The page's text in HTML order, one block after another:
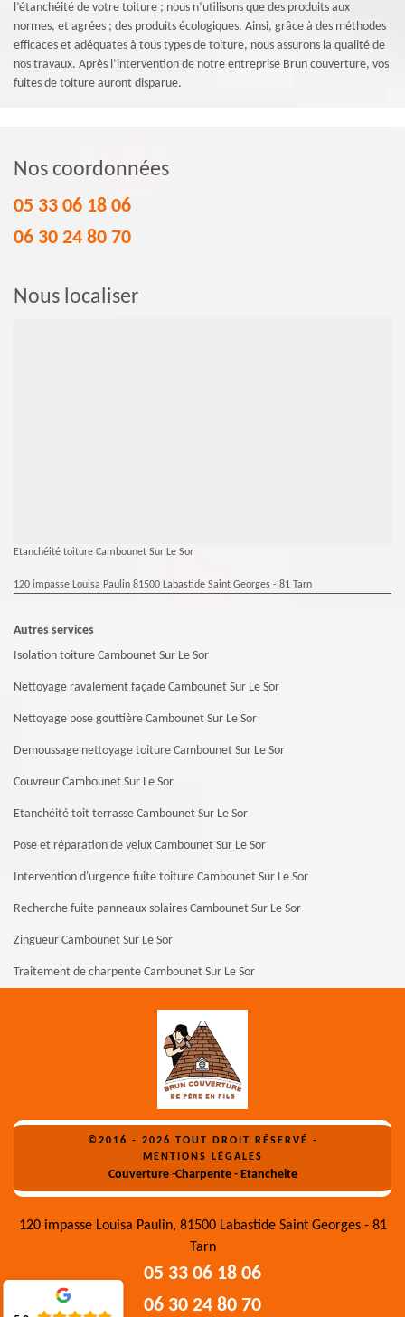
l’étanchéité de votre toiture ; nous n’utilisons que des produits aux
normes, et agrées ; des produits écologiques. Ainsi, grâce à des méthodes
efficaces et adéquates à tous types de toiture, nous assurons la qualité de
nos travaux. Après l’intervention de notre entreprise Brun couverture, vos
fuites de toiture auront disparue.
Nos coordonnées
05 33 06 18 06
06 30 24 80 70
Nous localiser
Etanchéité toiture Cambounet Sur Le Sor
120 impasse Louisa Paulin 81500 Labastide Saint Georges - 81 Tarn
Autres services
Isolation toiture Cambounet Sur Le Sor
Nettoyage ravalement façade Cambounet Sur Le Sor
Nettoyage pose gouttière Cambounet Sur Le Sor
Demoussage nettoyage toiture Cambounet Sur Le Sor
Couvreur Cambounet Sur Le Sor
Etanchéité toit terrasse Cambounet Sur Le Sor
Pose et réparation de velux Cambounet Sur Le Sor
Intervention d'urgence fuite toiture Cambounet Sur Le Sor
Recherche fuite panneaux solaires Cambounet Sur Le Sor
Zingueur Cambounet Sur Le Sor
Traitement de charpente Cambounet Sur Le Sor
©2016 - 2026 TOUT DROIT RÉSERVÉ -
MENTIONS LÉGALES
Couverture -Charpente - Etancheite
120 impasse Louisa Paulin, 81500 Labastide Saint Georges - 81
Tarn
05 33 06 18 06
06 30 24 80 70